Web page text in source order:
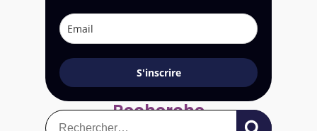
S'inscrire
Recherche
Rechercher :